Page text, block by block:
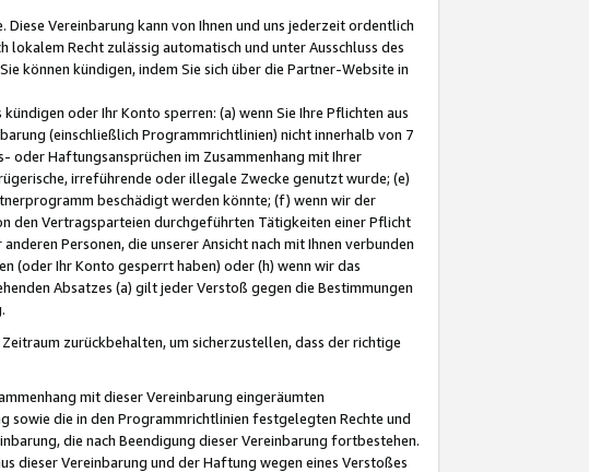
Vereinbarung kann von Ihnen und uns jederzeit ordentlich
Recht zulässig automatisch und unter Ausschluss des
können kündigen, indem Sie sich über die Partner-Website in
oder Ihr Konto sperren: (a) wenn Sie Ihre Pflichten aus
(einschließlich Programmrichtlinien) nicht innerhalb von 7
oder Haftungsansprüchen im Zusammenhang mit Ihrer
irreführende oder illegale Zwecke genutzt wurde; (e)
beschädigt werden könnte; (f) wenn wir der
den Vertragsparteien durchgeführten Tätigkeiten einer Pflicht
Personen, die unserer Ansicht nach mit Ihnen verbunden
(oder Ihr Konto gesperrt haben) oder (h) wenn wir das
Absatzes (a) gilt jeder Verstoß gegen die Bestimmungen
zurückbehalten, um sicherzustellen, dass der richtige
mit dieser Vereinbarung eingeräumten
sowie die in den Programmrichtlinien festgelegten Rechte und
die nach Beendigung dieser Vereinbarung fortbestehen.
dieser Vereinbarung und der Haftung wegen eines Verstoßes